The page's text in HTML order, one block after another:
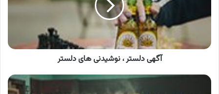
دلستر
آگهی دلستر ، نوشیدنی های دلستر
آگهی